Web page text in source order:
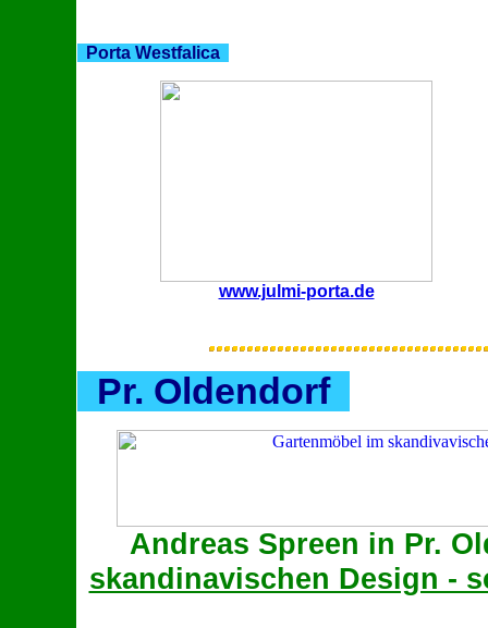
Porta Westfalica
www.julmi-porta.de
Pr. Oldendorf
Andreas Spreen in Pr.
skandinavischen Design -